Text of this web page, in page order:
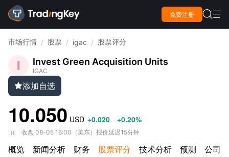
免费注册  
市场行情 / 股票 / igac / 股票评分
Invest Green Acquisition Units
IGAC
添加自选
10.050 USD +0.020 +0.20%
收盘 08-05 16:00 （ 美东） 报价延迟15分钟
概览 新闻分析 财务 股票评分 技术分析 预测 公司